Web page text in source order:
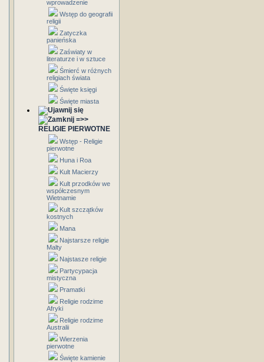
wprowadzenie
Wstęp do geografii
religii
Zatyczka
panieńska
Zaświaty w
literaturze i w sztuce
Śmierć w różnych
religiach świata
Święte księgi
Święte miasta
=>>
RELIGIE PIERWOTNE
Wstęp - Religie
pierwotne
Huna i Roa
Kult Macierzy
Kult przodków we
współczesnym
Wietnamie
Kult szczątków
kostnych
Mana
Najstarsze religie
Malty
Najstasze religie
Partycypacja
mistyczna
Pramatki
Religie rodzime
Afryki
Religie rodzime
Australii
Wierzenia
pierwotne
Święte kamienie